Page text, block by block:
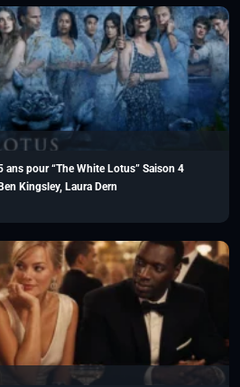
pour “The White Lotus” Saison 4
Kingsley, Laura Dern